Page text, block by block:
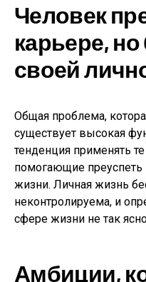
Человек
карьере,
своей
Общая проблема,
существует высокая
тенденция применять
помогающие преуспеть
жизни. Личная жизнь
неконтролируема, и
сфере жизни не так
Амбиции,